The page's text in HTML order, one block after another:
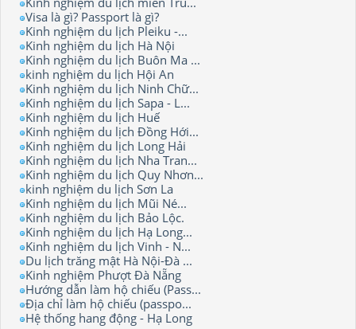
Visa là gì? Passport là gì?
Kinh nghiệm du lịch Pleiku -...
Kinh nghiệm du lịch Hà Nội
Kinh nghiệm du lịch Buôn Ma ...
kinh nghiệm du lịch Hội An
Kinh nghiệm du lịch Ninh Chữ...
Kinh nghiệm du lịch Sapa - L...
Kinh nghiệm du lịch Huế
Kinh nghiệm du lịch Đồng Hới...
Kinh nghiệm du lịch Long Hải
Kinh nghiệm du lịch Nha Tran...
Kinh nghiệm du lịch Quy Nhơn...
kinh nghiệm du lịch Sơn La
Kinh nghiệm du lịch Mũi Né...
Kinh nghiệm du lịch Bảo Lộc.
Kinh nghiệm du lịch Hạ Long...
Kinh nghiệm du lịch Vinh - N...
Du lịch trăng mật Hà Nội-Đà ...
Kinh nghiệm Phượt Đà Nẵng
Hướng dẫn làm hộ chiếu (Pass...
Địa chỉ làm hộ chiếu (passpo...
Hệ thống hang động - Hạ Long